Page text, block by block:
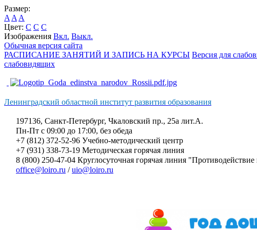
Размер:
A A A
Цвет: C C C
Изображения Вкл. Выкл.
Обычная версия сайта
РАСПИСАНИЕ ЗАНЯТИЙ И ЗАПИСЬ НА КУРСЫ Версия для
слабовидящих
Ленинградский областной институт развития образования
197136, Санкт-Петербург, Чкаловский пр., 25а лит.А.
Пн-Пт с 09:00 до 17:00, без обеда
+7 (812) 372-52-96 Учебно-методический центр
+7 (931) 338-73-19 Методическая горячая линия
8 (800) 250-47-04 Круглосуточная горячая линия
office@loiro.ru /uio@loiro.ru